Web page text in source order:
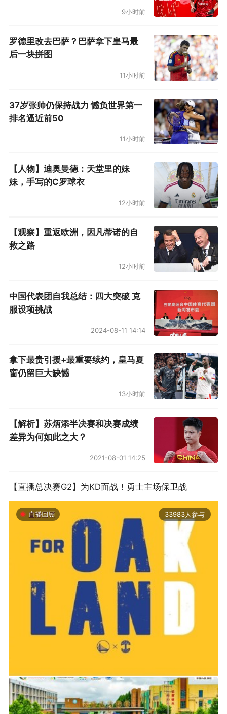
9小时前
罗德里改去巴萨？巴萨拿下皇马最
后一块拼图
11小时前
37岁张帅仍保持战力 憾负世界第一
排名逼近前50
11小时前
【人物】迪奥曼德：天堂里的妹
妹，手写的C罗球衣
12小时前
【观察】重返欧洲，因凡蒂诺的自
救之路
12小时前
中国代表团自我总结：四大突破 克
服设项挑战
2024-08-11 14:14
拿下最贵引援+最重要续约，皇马夏
窗仍留巨大缺憾
13小时前
【解析】苏炳添半决赛和决赛成绩
差异为何如此之大？
2021-08-01 14:25
【直播总决赛G2】为KD而战！勇士主场保卫战
33983人参与
2019-06-14 01:03